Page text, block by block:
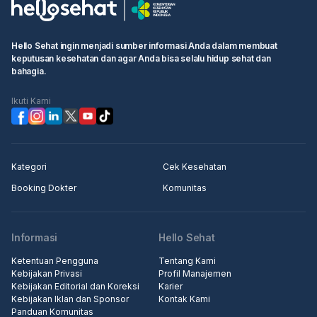
Hello Sehat ingin menjadi sumber informasi Anda dalam membuat
keputusan kesehatan dan agar Anda bisa selalu hidup sehat dan
bahagia.
Ikuti Kami
Kategori
Cek Kesehatan
Booking Dokter
Komunitas
Informasi
Ketentuan Pengguna
Kebijakan Privasi
Kebijakan Editorial dan Koreksi
Kebijakan Iklan dan Sponsor
Panduan Komunitas
Hello Sehat
Tentang Kami
Profil Manajemen
Karier
Kontak Kami